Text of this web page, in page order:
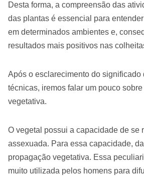
Desta forma, a compreensão das
das plantas é essencial para
em determinados ambientes e,
resultados mais positivos nas
Após o esclarecimento do significado
técnicas, iremos falar um pouco
vegetativa.
O vegetal possui a capacidade de se
assexuada. Para essa capacidade,
propagação vegetativa. Essa
muito utilizada pelos homens para